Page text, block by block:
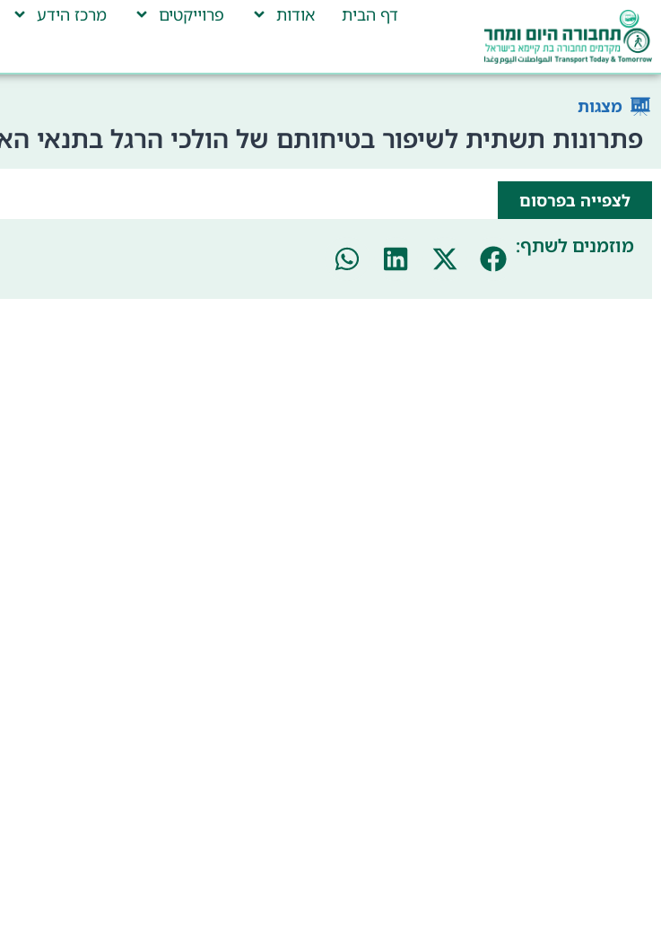
דף הבית אודות פרוייקטים מרכז הידע
מצגות
פתרונות תשתית לשיפור בטיחותם של הולכי הרגל בתנאי
לצפייה בפרסום
מוזמנים לשתף: